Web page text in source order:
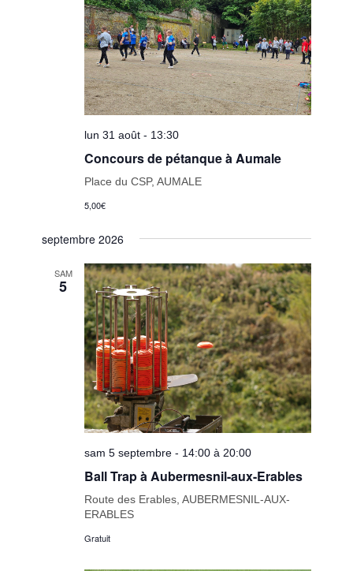
lun 31 août - 13:30
Concours de pétanque à Aumale
Place du CSP, AUMALE
5,00€
septembre 2026
SAM
5
sam 5 septembre - 14:00 à 20:00
Ball Trap à Aubermesnil-aux-Erables
Route des Erables, AUBERMESNIL-AUX-
ERABLES
Gratuit